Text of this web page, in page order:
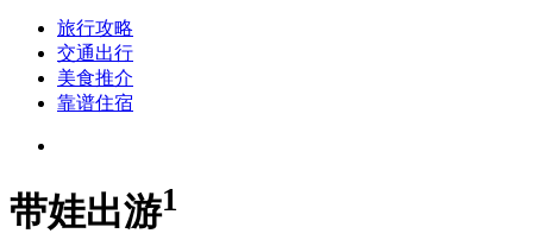
旅行攻略
交通出行
美食推介
靠谱住宿
带娃出游1